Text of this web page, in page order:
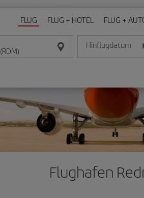
FLUG FLUG + HOTEL FLUG +
Hinflugdatum
Geben Sie das
Flughafen